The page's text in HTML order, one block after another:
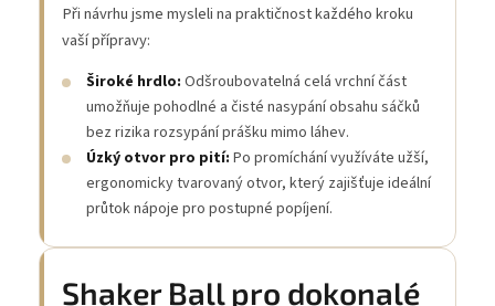
Při návrhu jsme mysleli na praktičnost každého kroku
vaší přípravy:
Široké hrdlo: Odšroubovatelná celá vrchní část
umožňuje pohodlné a čisté nasypání obsahu sáčků
bez rizika rozsypání prášku mimo láhev.
Úzký otvor pro pití: Po promíchání využíváte užší,
ergonomicky tvarovaný otvor, který zajišťuje ideální
průtok nápoje pro postupné popíjení.
Shaker Ball pro dokonalé